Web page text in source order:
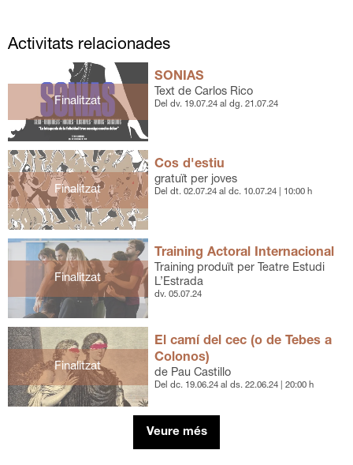
Activitats relacionades
Finalitzat
SONIAS
Text de Carlos Rico
Del dv. 19.07.24 al dg. 21.07.24
Finalitzat
Cos d'estiu
gratuït per joves
Del dt. 02.07.24 al dc. 10.07.24 10:00 h
Finalitzat
Training Actoral Internacional
Training produït per Teatre Estudi
L’Estrada
dv. 05.07.24
Finalitzat
El camí del cec (o de Tebes a
Colonos)
de Pau Castillo
Del dc. 19.06.24 al ds. 22.06.24 |20:00 h
Veure més